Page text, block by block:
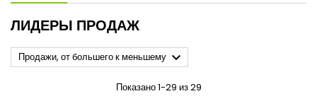
ЛИДЕРЫ ПРОДАЖ
Продажи, от большего к меньшему 
Показано 1-29 из 29